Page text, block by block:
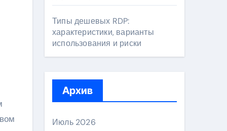
Типы дешевых RDP:
характеристики, варианты
использования и риски
Архив
Июль 2026